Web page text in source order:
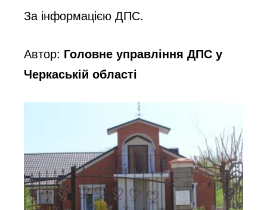
За інформацією ДПС.
Автор: Головне управління ДПС у
Черкаській області